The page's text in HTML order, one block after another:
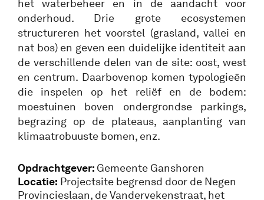
het waterbeheer en in de aandacht voor
onderhoud. Drie grote ecosystemen
structureren het voorstel (grasland, vallei en
nat bos) en geven een duidelijke identiteit aan
de verschillende delen van de site: oost, west
en centrum. Daarbovenop komen typologieën
die inspelen op het reliëf en de bodem:
moestuinen boven ondergrondse parkings,
begrazing op de plateaus, aanplanting van
klimaatrobuuste bomen, enz.
Opdrachtgever: Gemeente Ganshoren
Locatie: Projectsite begrensd door de Negen
Provincieslaan, de Vandervekenstraat, het